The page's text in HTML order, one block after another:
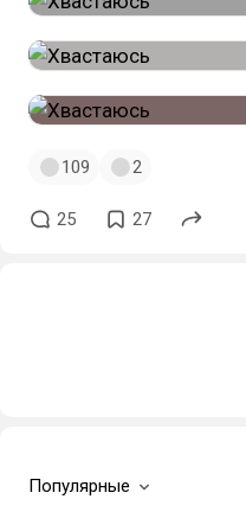
109 2
25 27
Популярные